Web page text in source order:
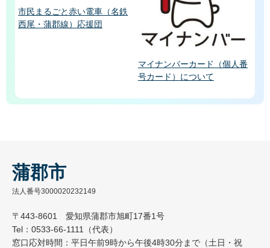
市民まるごと赤い電車（名鉄
西尾・蒲郡線）応援団
マイナンバーカード（個人番
号カード）について
蒲郡市
法人番号3000020232149
〒443-8601 愛知県蒲郡市旭町17番1号
Tel：0533-66-1111（代表）
窓口応対時間：平日午前9時から午後4時30分まで（土日・祝